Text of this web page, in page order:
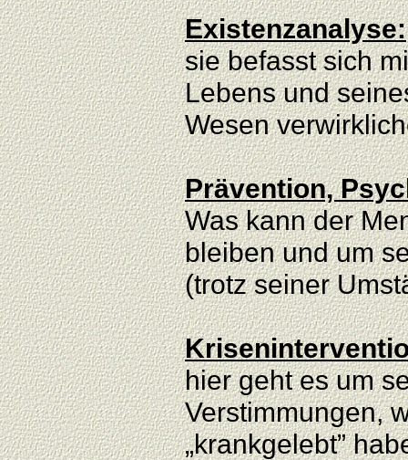
Existenzanalyse:
sie befasst sich
Lebens und
Wesen
Prävention,
Was kann der
bleiben und um
(trotz seiner
hier geht es um
Verstimmungen,
„krankgelebt”